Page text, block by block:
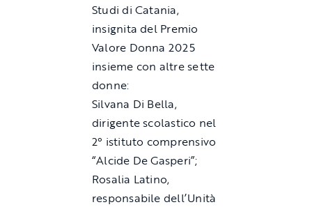
Studi di Catania,
insignita del Premio
Valore Donna 2025
insieme con altre sette
donne:
Silvana Di Bella,
dirigente scolastico nel
2° istituto comprensivo
“Alcide De Gasperi”;
Rosalia Latino,
responsabile dell’Unità